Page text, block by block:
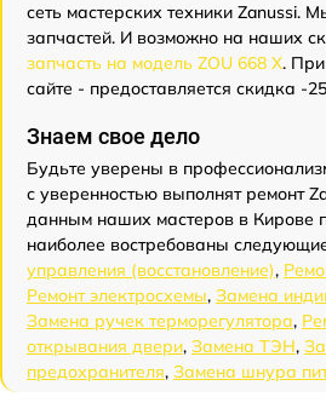
сеть мастерских техники Zanussi.
запчастей. И возможно на наших
запчасть на модель ZOU 668 X.
сайте - предоставляется скидка -
Знаем свое дело
Будьте уверены в
с уверенностью выполнят ремонт
данным наших мастеров в Кирове
наиболее востребованы
управления (восстановление),
Ремонт электросхемы, Замена
Замена ручек терморегулятора,
открывания двери, Замена ТЭН,
предохранителя, Замена шнура